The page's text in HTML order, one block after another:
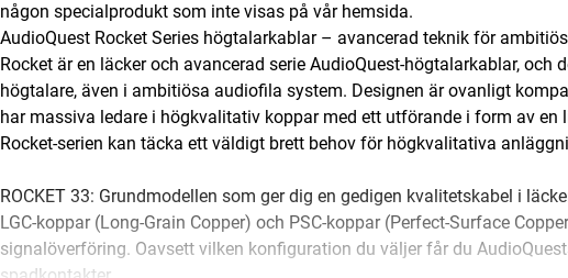
någon specialprodukt som inte visas på vår hemsida.
AudioQuest Rocket Series högtalarkablar – avancerad teknik för
Rocket är en läcker och avancerad serie AudioQuest-högtalarkablar,
högtalare, även i ambitiösa audiofila system. Designen är ovanligt
har massiva ledare i högkvalitativ koppar med ett utförande i form av en
Rocket-serien kan täcka ett väldigt brett behov för högkvalitativa
ROCKET 33: Grundmodellen som ger dig en gedigen kvalitetskabel i
LGC-koppar (Long-Grain Copper) och PSC-koppar (Perfect-Surface
signalöverföring. Oavsett vilken konfiguration du väljer får du